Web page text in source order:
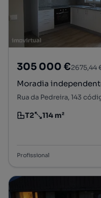
305 000 €2675,44
Moradia
Tipologia
T2
Preço por metro
114 m²
Profissional